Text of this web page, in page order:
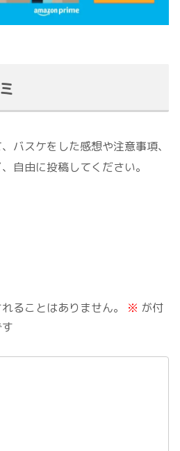
バスケをした感想や注意事項、
自由に投稿してください。
ることはありません。 ※ が付